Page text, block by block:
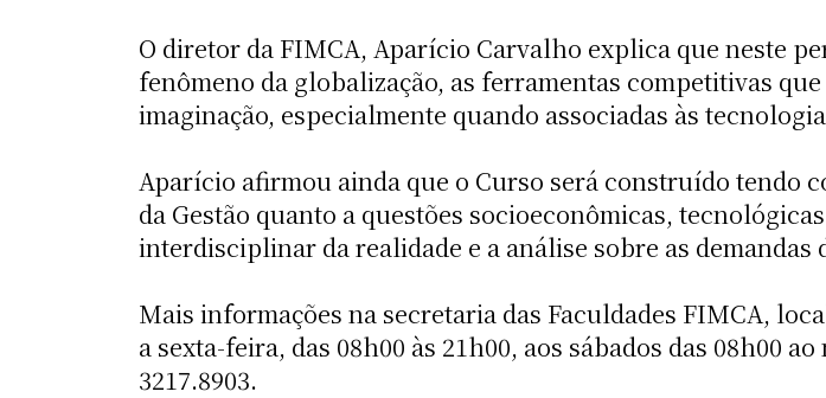
O diretor da FIMCA, Aparício Carvalho explica que neste
fenômeno da globalização, as ferramentas competitivas
imaginação, especialmente quando associadas às
Aparício afirmou ainda que o Curso será construído tendo
da Gestão quanto a questões socioeconômicas,
interdisciplinar da realidade e a análise sobre as demandas
Mais informações na secretaria das Faculdades FIMCA,
a sexta-feira, das 08h00 às 21h00, aos sábados das 08h00
3217.8903.